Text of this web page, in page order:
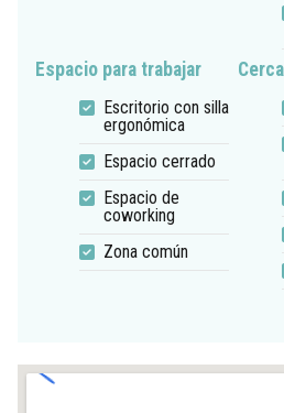
Espacio para trabajar
Escritorio con silla
ergonómica
Espacio cerrado
Espacio de
coworking
Zona común